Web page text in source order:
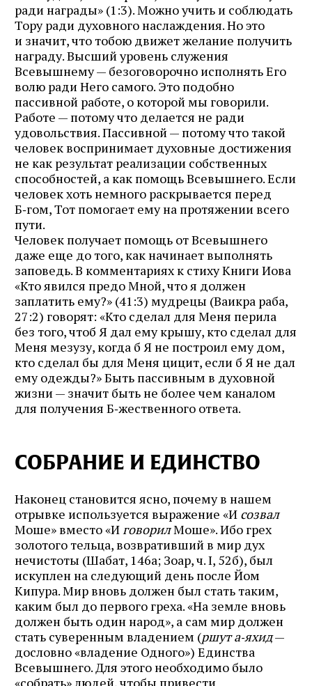
ради награды» (1:3). Можно учить и соблюдать
Тору ради духовного наслаждения. Но это
и значит, что тобою движет желание получить
награду. Высший уровень служения
Всевышнему — безоговорочно исполнять Его
волю ради Него самого. Это подобно
пассивной работе, о которой мы говорили.
Работе — потому что делается не ради
удовольствия. Пассивной — потому что такой
человек воспринимает духовные достижения
не как результат реализации собственных
способностей, а как помощь Всевышнего. Если
человек хоть немного раскрывается перед
Б‑гом, Тот помогает ему на протяжении всего
пути.
Человек получает помощь от Всевышнего
даже еще до того, как начинает выполнять
заповедь. В комментариях к стиху Книги Иова
«Кто явился предо Мной, что я должен
заплатить ему?» (41:3) мудрецы (Ваикра раба,
27:2) говорят: «Кто сделал для Меня перила
без того, чтоб Я дал ему крышу, кто сделал для
Меня мезузу, когда б Я не построил ему дом,
кто сделал бы для Меня цицит, если б Я не дал
ему одежды?» Быть пассивным в духовной
жизни — значит быть не более чем каналом
для получения Б‑жественного ответа.
СОБРАНИЕ И ЕДИНСТВО
Наконец становится ясно, почему в нашем
отрывке используется выражение «И созвал
Моше» вместо «И говорилМоше». Ибо грех
золотого тельца, возвративший в мир дух
нечистоты (Шабат, 146а; Зоар, ч. I, 52б), был
искуплен на следующий день после Йом
Кипура. Мир вновь должен был стать таким,
каким был до первого греха. «На земле вновь
должен быть один народ», а сам мир должен
стать суверенным владением (ршут а‑яхид—
дословно «владение Одного») Единства
Всевышнего. Для этого необходимо было
«собрать» людей, чтобы привести